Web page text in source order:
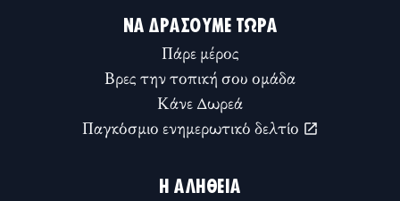
ΝΑ ΔΡΆΣΟΥΜΕ ΤΏΡΑ
Πάρε μέρος
Βρες την τοπική σου ομάδα
Κάνε Δωρεά
Παγκόσμιο ενημερωτικό δελτίο
Η ΑΛΉΘΕΙΑ